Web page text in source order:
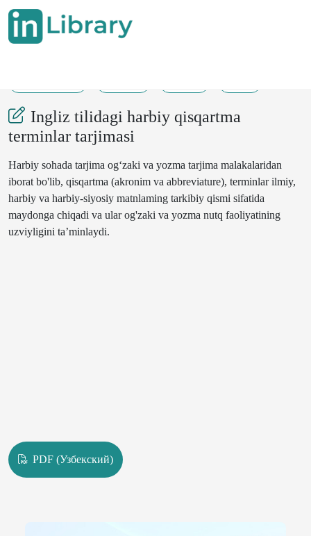
Ingliz tilidagi harbiy qisqartma
terminlar tarjimasi
Harbiy sohada tarjima og‘zaki va yozma tarjima malakalaridan
iborat bo'lib, qisqartma (akronim va abbreviature), terminlar ilmiy,
harbiy va harbiy-siyosiy matnlaming tarkibiy qismi sifatida
maydonga chiqadi va ular og'zaki va yozma nutq faoliyatining
uzviyligini ta’minlaydi.
PDF (Узбекский)